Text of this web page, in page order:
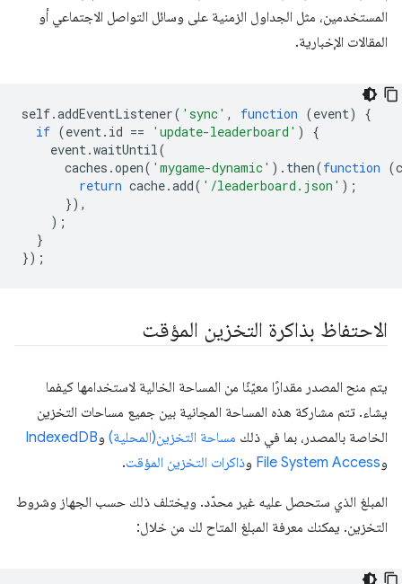
المستخدمين، مثل الجداول الزمنية على وسائل التواصل الاجتماعي أو
المقالات الإخبارية.
self.addEventListener( 'sync' , function (event)
{
if (event. id == 'update-leaderboard' )
{
event.waitUntil(
caches .open( 'mygame-dynamic' ). then(function (
return cache.add( '/leaderboard.json' );
}),
);
}
});
الاحتفاظ بذاكرة التخزين المؤقت
يتم منح المصدر مقدارًا معيّنًا من المساحة الخالية لاستخدامها كيفما
يشاء. تتم مشاركة هذه المساحة المجانية بين جميع مساحات التخزين
الخاصة بالمصدر، بما في ذلك مساحة التخزين(المحلية) وIndexedDB
وFile System Access وذاكرات التخزين المؤقت.
المبلغ الذي ستحصل عليه غير محدّد. ويختلف ذلك حسب الجهاز وشروط
التخزين. يمكنك معرفة المبلغ المتاح لك من خلال: